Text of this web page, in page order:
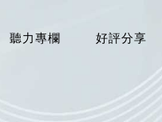
聽力專欄 好評分享